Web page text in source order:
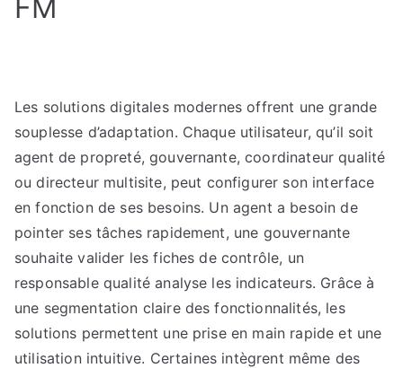
FM
Les solutions digitales modernes offrent une grande
souplesse d’adaptation. Chaque utilisateur, qu’il soit
agent de propreté, gouvernante, coordinateur qualité
ou directeur multisite, peut configurer son interface
en fonction de ses besoins. Un agent a besoin de
pointer ses tâches rapidement, une gouvernante
souhaite valider les fiches de contrôle, un
responsable qualité analyse les indicateurs. Grâce à
une segmentation claire des fonctionnalités, les
solutions permettent une prise en main rapide et une
utilisation intuitive. Certaines intègrent même des